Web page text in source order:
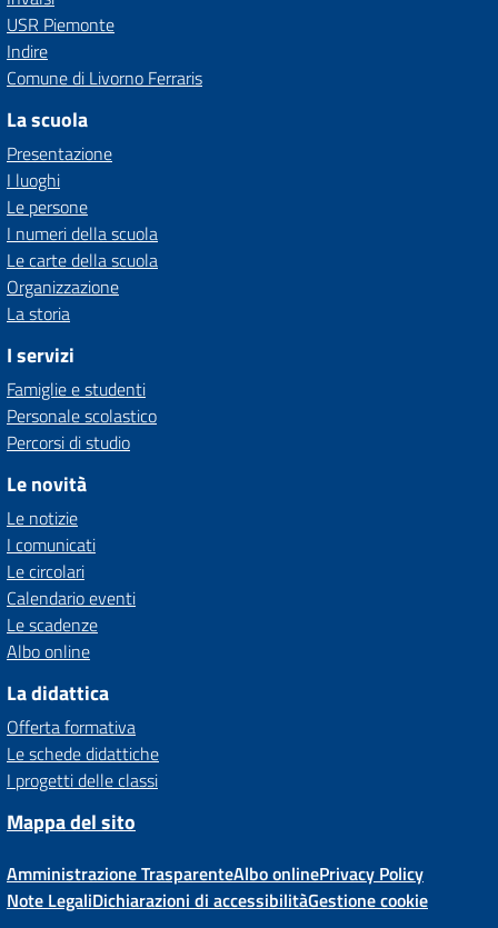
USR Piemonte
Indire
Comune di Livorno Ferraris
La scuola
Presentazione
I luoghi
Le persone
I numeri della scuola
Le carte della scuola
Organizzazione
La storia
I servizi
Famiglie e studenti
Personale scolastico
Percorsi di studio
Le novità
Le notizie
I comunicati
Le circolari
Calendario eventi
Le scadenze
Albo online
La didattica
Offerta formativa
Le schede didattiche
I progetti delle classi
Mappa del sito
Amministrazione TrasparenteAlbo onlinePrivacy Policy
Note LegaliDichiarazioni di accessibilitàGestione cookie